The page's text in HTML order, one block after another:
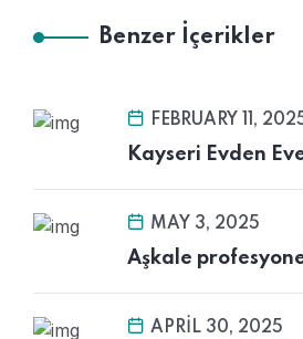
Benzer İçerikler
FEBRUARY 11,
Kayseri Evden
MAY 3, 2025
Aşkale
APRIL 30, 2025